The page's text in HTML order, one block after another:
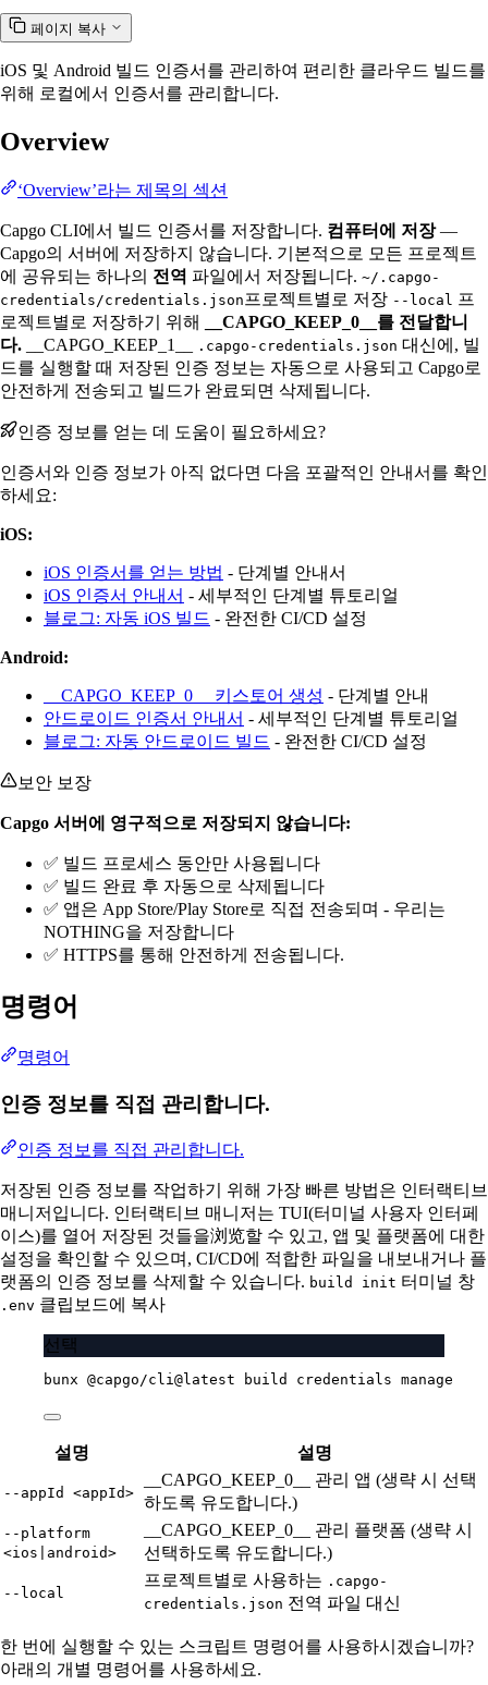
페이지 복사
iOS 및 Android 빌드 인증서를 관리하여 편리한 클라우드 빌드를
위해 로컬에서 인증서를 관리합니다.
Overview
‘Overview’라는 제목의 섹션
Capgo CLI에서 빌드 인증서를 저장합니다. 컴퓨터에 저장—
Capgo의 서버에 저장하지 않습니다. 기본적으로 모든 프로젝트
에 공유되는 하나의 전역 파일에서 저장됩니다. ~/.capgo-
credentials/credentials.json 프로젝트별로 저장 --local 프
로젝트별로 저장하기 위해
__CAPGO_KEEP_0__를 전달합니
다. __CAPGO_KEEP_1__ .capgo-credentials.json 대신에, 빌
드를 실행할 때 저장된 인증 정보는 자동으로 사용되고 Capgo로
안전하게 전송되고 빌드가 완료되면 삭제됩니다.
인증 정보를 얻는 데 도움이 필요하세요?
인증서와 인증 정보가 아직 없다면 다음 포괄적인 안내서를 확인
하세요:
iOS:
iOS 인증서를 얻는 방법 - 단계별 안내서
iOS 인증서 안내서 - 세부적인 단계별 튜토리얼
블로그: 자동 iOS 빌드 - 완전한 CI/CD 설정
Android:
__CAPGO_KEEP_0__ 키스토어 생성 - 단계별 안내
안드로이드 인증서 안내서 - 세부적인 단계별 튜토리얼
블로그: 자동 안드로이드 빌드 - 완전한 CI/CD 설정
보안 보장
Capgo 서버에 영구적으로 저장되지 않습니다:
✅ 빌드 프로세스 동안만 사용됩니다
✅ 빌드 완료 후 자동으로 삭제됩니다
✅ 앱은 App Store/Play Store로 직접 전송되며 - 우리는
NOTHING을 저장합니다
✅ HTTPS를 통해 안전하게 전송됩니다.
명령어
명령어
인증 정보를 직접 관리합니다.
인증 정보를 직접 관리합니다.
저장된 인증 정보를 작업하기 위해 가장 빠른 방법은 인터랙티브
매니저입니다. 인터랙티브 매니저는 TUI(터미널 사용자 인터페
이스)를 열어 저장된 것들을浏览할 수 있고, 앱 및 플랫폼에 대한
설정을 확인할 수 있으며, CI/CD에 적합한 파일을 내보내거나 플
랫폼의 인증 정보를 삭제할 수 있습니다. build init 터미널 창
.env 클립보드에 복사
선택
bunx @capgo/cli@latest build credentials manage
설명 설명
--appId <appId>
__CAPGO_KEEP_0__ 관리 앱 (생략 시 선택
하도록 유도합니다.)
--platform
<ios|android>
__CAPGO_KEEP_0__ 관리 플랫폼 (생략 시
선택하도록 유도합니다.)
--local
프로젝트별로 사용하는 .capgo-
credentials.json 전역 파일 대신
한 번에 실행할 수 있는 스크립트 명령어를 사용하시겠습니까?
아래의 개별 명령어를 사용하세요.